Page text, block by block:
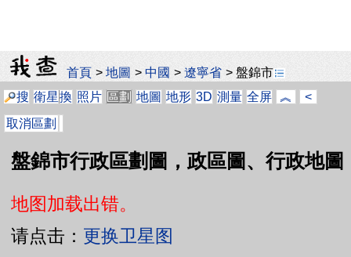
首頁 >地圖 >中國 >遼寧省 >盤錦市
搜 衛星換 照片 區劃 地圖 地形 3D 測量 全屏 ︽
<
取消區劃
盤錦市行政區劃圖，政區圖、行政地圖
地图加载出错。
请点击： 更换卫星图